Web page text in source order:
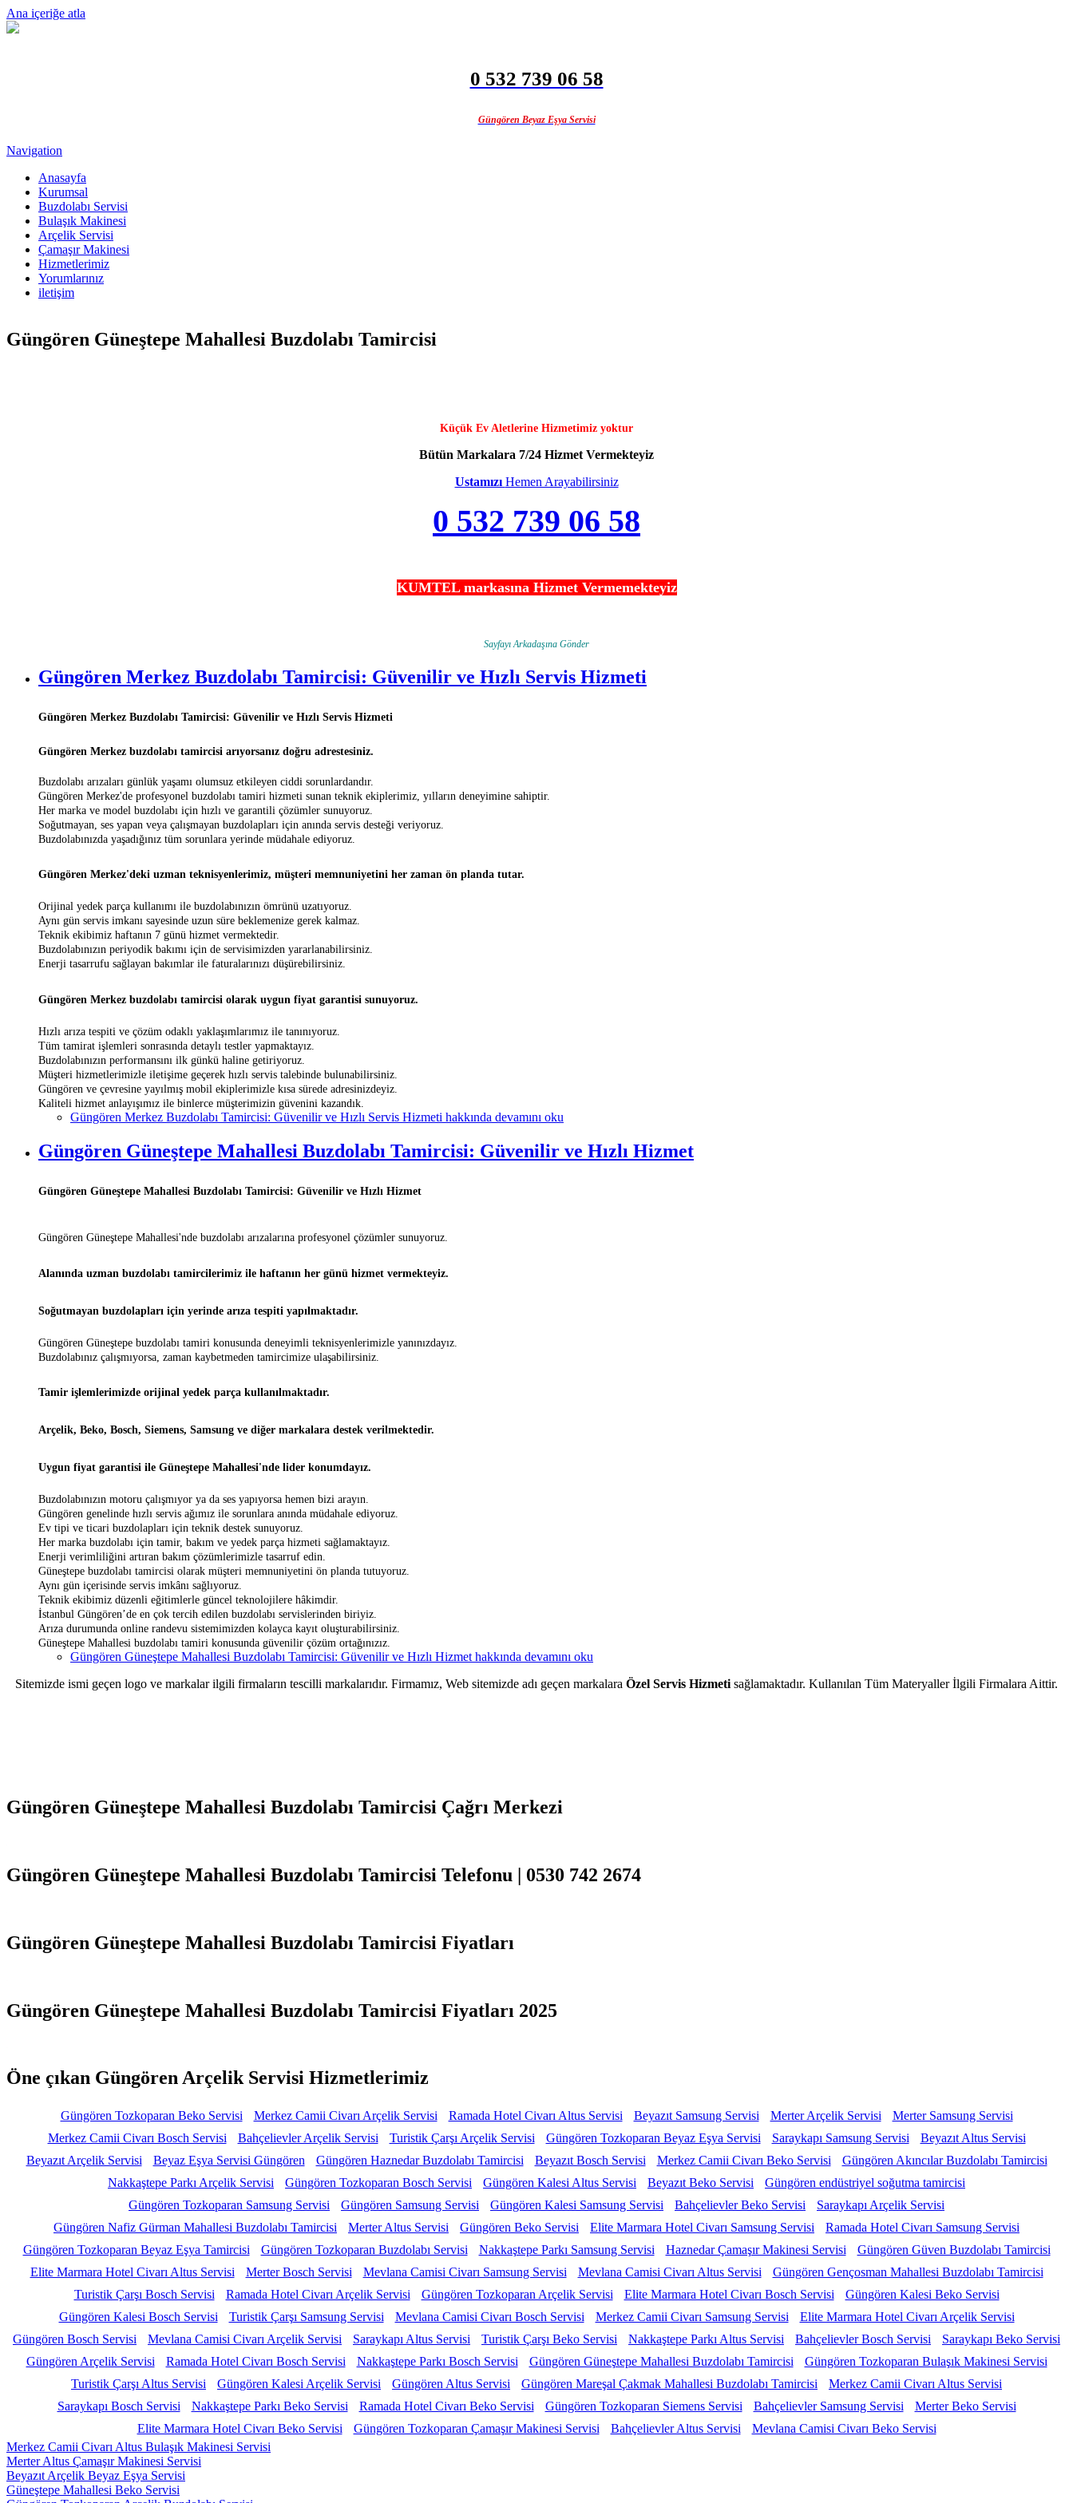
Ana içeriğe atla
0 532 739 06 58
Güngören Beyaz Eşya Servisi
Navigation
Anasayfa
Kurumsal
Buzdolabı Servisi
Bulaşık Makinesi
Arçelik Servisi
Çamaşır Makinesi
Hizmetlerimiz
Yorumlarınız
iletişim
Güngören Güneştepe Mahallesi Buzdolabı Tamircisi
Küçük Ev Aletlerine Hizmetimiz yoktur
Bütün Markalara 7/24 Hizmet Vermekteyiz
Ustamızı Hemen Arayabilirsiniz
0 532 739 06 58
KUMTEL markasına Hizmet Vermemekteyiz
Sayfayı Arkadaşına Gönder
Güngören Merkez Buzdolabı Tamircisi: Güvenilir ve Hızlı Servis Hizmeti
Güngören Merkez Buzdolabı Tamircisi: Güvenilir ve Hızlı Servis Hizmeti
Güngören Merkez buzdolabı tamircisi arıyorsanız doğru adrestesiniz.
Buzdolabı arızaları günlük yaşamı olumsuz etkileyen ciddi sorunlardandır.
Güngören Merkez'de profesyonel buzdolabı tamiri hizmeti sunan teknik ekiplerimiz, yılların deneyimine sahiptir.
Her marka ve model buzdolabı için hızlı ve garantili çözümler sunuyoruz.
Soğutmayan, ses yapan veya çalışmayan buzdolapları için anında servis desteği veriyoruz.
Buzdolabınızda yaşadığınız tüm sorunlara yerinde müdahale ediyoruz.
Güngören Merkez'deki uzman teknisyenlerimiz, müşteri memnuniyetini her zaman ön planda tutar.
Orijinal yedek parça kullanımı ile buzdolabınızın ömrünü uzatıyoruz.
Aynı gün servis imkanı sayesinde uzun süre beklemenize gerek kalmaz.
Teknik ekibimiz haftanın 7 günü hizmet vermektedir.
Buzdolabınızın periyodik bakımı için de servisimizden yararlanabilirsiniz.
Enerji tasarrufu sağlayan bakımlar ile faturalarınızı düşürebilirsiniz.
Güngören Merkez buzdolabı tamircisi olarak uygun fiyat garantisi sunuyoruz.
Hızlı arıza tespiti ve çözüm odaklı yaklaşımlarımız ile tanınıyoruz.
Tüm tamirat işlemleri sonrasında detaylı testler yapmaktayız.
Buzdolabınızın performansını ilk günkü haline getiriyoruz.
Müşteri hizmetlerimizle iletişime geçerek hızlı servis talebinde bulunabilirsiniz.
Güngören ve çevresine yayılmış mobil ekiplerimizle kısa sürede adresinizdeyiz.
Kaliteli hizmet anlayışımız ile binlerce müşterimizin güvenini kazandık.
Güngören Merkez Buzdolabı Tamircisi: Güvenilir ve Hızlı Servis Hizmeti hakkında devamını oku
Güngören Güneştepe Mahallesi Buzdolabı Tamircisi: Güvenilir ve Hızlı Hizmet
Güngören Güneştepe Mahallesi Buzdolabı Tamircisi: Güvenilir ve Hızlı Hizmet
Güngören Güneştepe Mahallesi'nde buzdolabı arızalarına profesyonel çözümler sunuyoruz.
Alanında uzman buzdolabı tamircilerimiz ile haftanın her günü hizmet vermekteyiz.
Soğutmayan buzdolapları için yerinde arıza tespiti yapılmaktadır.
Güngören Güneştepe buzdolabı tamiri konusunda deneyimli teknisyenlerimizle yanınızdayız.
Buzdolabınız çalışmıyorsa, zaman kaybetmeden tamircimize ulaşabilirsiniz.
Tamir işlemlerimizde orijinal yedek parça kullanılmaktadır.
Arçelik, Beko, Bosch, Siemens, Samsung ve diğer markalara destek verilmektedir.
Uygun fiyat garantisi ile Güneştepe Mahallesi'nde lider konumdayız.
Buzdolabınızın motoru çalışmıyor ya da ses yapıyorsa hemen bizi arayın.
Güngören genelinde hızlı servis ağımız ile sorunlara anında müdahale ediyoruz.
Ev tipi ve ticari buzdolapları için teknik destek sunuyoruz.
Her marka buzdolabı için tamir, bakım ve yedek parça hizmeti sağlamaktayız.
Enerji verimliliğini artıran bakım çözümlerimizle tasarruf edin.
Güneştepe buzdolabı tamircisi olarak müşteri memnuniyetini ön planda tutuyoruz.
Aynı gün içerisinde servis imkânı sağlıyoruz.
Teknik ekibimiz düzenli eğitimlerle güncel teknolojilere hâkimdir.
İstanbul Güngören’de en çok tercih edilen buzdolabı servislerinden biriyiz.
Arıza durumunda online randevu sistemimizden kolayca kayıt oluşturabilirsiniz.
Güneştepe Mahallesi buzdolabı tamiri konusunda güvenilir çözüm ortağınızız.
Güngören Güneştepe Mahallesi Buzdolabı Tamircisi: Güvenilir ve Hızlı Hizmet hakkında devamını oku
Sitemizde ismi geçen logo ve markalar ilgili firmaların tescilli markalarıdır. Firmamız, Web sitemizde adı geçen markalara Özel Servis Hizmeti sağlamaktadır. Kullanılan Tüm Materyaller İlgili Firmalara Aittir.
Güngören Güneştepe Mahallesi Buzdolabı Tamircisi Çağrı Merkezi
Güngören Güneştepe Mahallesi Buzdolabı Tamircisi Telefonu | 0530 742 2674
Güngören Güneştepe Mahallesi Buzdolabı Tamircisi Fiyatları
Güngören Güneştepe Mahallesi Buzdolabı Tamircisi Fiyatları 2025
Öne çıkan Güngören Arçelik Servisi Hizmetlerimiz
Güngören Tozkoparan Beko Servisi Merkez Camii Civarı Arçelik Servisi Ramada Hotel Civarı Altus Servisi Beyazıt Samsung Servisi Merter Arçelik Servisi
Merter Samsung Servisi
Merkez Camii Civarı Bosch Servisi
Bahçelievler Arçelik Servisi Turistik Çarşı Arçelik Servisi Güngören Tozkoparan Beyaz Eşya Servisi Saraykapı Samsung Servisi
Beyazıt Altus Servisi
Beyazıt Arçelik Servisi
Beyaz Eşya Servisi Güngören Güngören Haznedar Buzdolabı Tamircisi Beyazıt Bosch Servisi Merkez Camii Civarı Beko Servisi
Güngören Akıncılar Buzdolabı Tamircisi
Nakkaştepe Parkı Arçelik Servisi
Güngören Tozkoparan Bosch Servisi Güngören Kalesi Altus Servisi Beyazıt Beko Servisi
Güngören endüstriyel soğutma tamircisi
Güngören Tozkoparan Samsung Servisi
Güngören Samsung Servisi Güngören Kalesi Samsung Servisi Bahçelievler Beko Servisi
Saraykapı Arçelik Servisi
Güngören Nafiz Gürman Mahallesi Buzdolabı Tamircisi
Merter Altus Servisi Güngören Beko Servisi Elite Marmara Hotel Civarı Samsung Servisi
Ramada Hotel Civarı Samsung Servisi
Güngören Tozkoparan Beyaz Eşya Tamircisi
Güngören Tozkoparan Buzdolabı Servisi Nakkaştepe Parkı Samsung Servisi Haznedar Çamaşır Makinesi Servisi
Güngören Güven Buzdolabı Tamircisi
Elite Marmara Hotel Civarı Altus Servisi
Merter Bosch Servisi Mevlana Camisi Civarı Samsung Servisi Mevlana Camisi Civarı Altus Servisi
Güngören Gençosman Mahallesi Buzdolabı Tamircisi
Turistik Çarşı Bosch Servisi
Ramada Hotel Civarı Arçelik Servisi Güngören Tozkoparan Arçelik Servisi Elite Marmara Hotel Civarı Bosch Servisi
Güngören Kalesi Beko Servisi
Güngören Kalesi Bosch Servisi
Turistik Çarşı Samsung Servisi Mevlana Camisi Civarı Bosch Servisi Merkez Camii Civarı Samsung Servisi
Elite Marmara Hotel Civarı Arçelik Servisi
Güngören Bosch Servisi
Mevlana Camisi Civarı Arçelik Servisi Saraykapı Altus Servisi Turistik Çarşı Beko Servisi Nakkaştepe Parkı Altus Servisi Bahçelievler Bosch Servisi
Saraykapı Beko Servisi
Güngören Arçelik Servisi
Ramada Hotel Civarı Bosch Servisi Nakkaştepe Parkı Bosch Servisi Güngören Güneştepe Mahallesi Buzdolabı Tamircisi
Güngören Tozkoparan Bulaşık Makinesi Servisi
Turistik Çarşı Altus Servisi
Güngören Kalesi Arçelik Servisi Güngören Altus Servisi Güngören Mareşal Çakmak Mahallesi Buzdolabı Tamircisi
Merkez Camii Civarı Altus Servisi
Saraykapı Bosch Servisi
Nakkaştepe Parkı Beko Servisi Ramada Hotel Civarı Beko Servisi Güngören Tozkoparan Siemens Servisi Bahçelievler Samsung Servisi
Merter Beko Servisi
Elite Marmara Hotel Civarı Beko Servisi
Güngören Tozkoparan Çamaşır Makinesi Servisi Bahçelievler Altus Servisi
Mevlana Camisi Civarı Beko Servisi
Merkez Camii Civarı Altus Bulaşık Makinesi Servisi
Merter Altus Çamaşır Makinesi Servisi
Beyazıt Arçelik Beyaz Eşya Servisi
Güneştepe Mahallesi Beko Servisi